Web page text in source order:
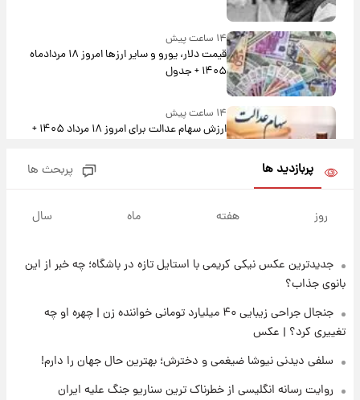
۱۴ ساعت پیش
قیمت دلار، یورو و سایر ارزها امروز ۱۸ مردادماه
۱۴۰۵ + جدول
۱۴ ساعت پیش
ارزش سهام عدالت برای امروز ۱۸ مرداد ۱۴۰۵ +
دل صحرا + عکس
۱۶ ساعت پیش
خبر انتصاب جدید محسن رضایی حذف شد +
جزئیات
پربازدید ها پربحث ها
روز هفته ماه سال
جدیدترین عکس نیکی کریمی با استایل تازه در باشگاه؛ چه خبر از این
بانوی جذاب؟
جنجال جراحی زیبایی ۴۰ میلیارد تومانی خواننده زن | چهره او چه
تغییری کرد؟ | عکس
سلفی دیدنی نیوشا ضیغمی و دخترش؛ بهترین حال جهان را دارم!
روایت رسانه انگلیسی از خطرناک ترین سناریو جنگ علیه ایران